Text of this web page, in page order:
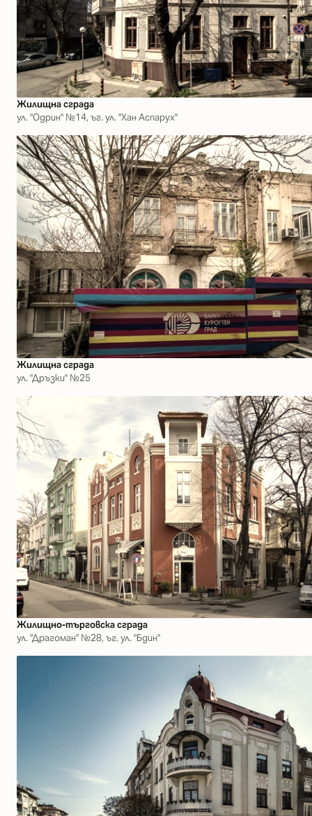
Жилищна сграда
ул. "Одрин" №14, ъг. ул. "Хан Аспарух"
Жилищна сграда
ул. "Дръзки" №25
Жилищно-търговска сграда
ул. "Драгоман" №28, ъг. ул. "Бдин"